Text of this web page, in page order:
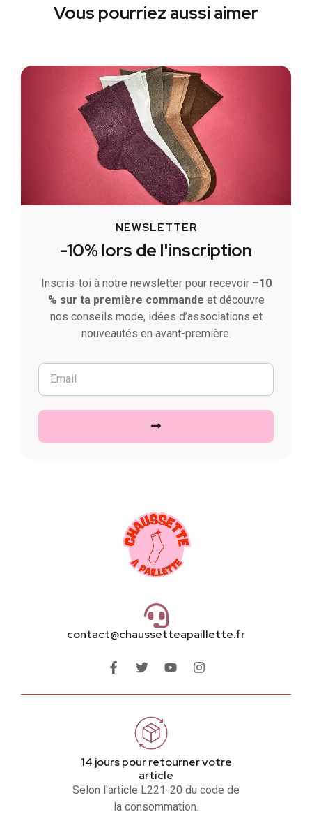
Vous pourriez aussi aimer
NEWSLETTER
-10% lors de l'inscription
Inscris-toi à notre newsletter pour recevoir –10
% sur ta première commande et découvre
nos conseils mode, idées d’associations et
nouveautés en avant-première.
contact@chaussetteapaillette.fr
14 jours pour retourner votre
article
Selon l'article L221-20 du code de
la consommation.